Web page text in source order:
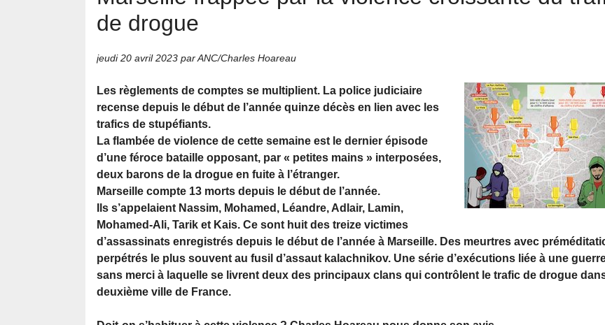
de drogue
jeudi 20 avril 2023 par ANC/Charles Hoareau
Les règlements de comptes se multiplient. La police judiciaire
recense depuis le début de l’année quinze décès en lien avec les
trafics de stupéfiants.
La flambée de violence de cette semaine est le dernier épisode
d’une féroce bataille opposant, par « petites mains » interposées,
deux barons de la drogue en fuite à l’étranger.
Marseille compte 13 morts depuis le début de l’année.
Ils s’appelaient Nassim, Mohamed, Léandre, Adlair, Lamin,
Mohamed-Ali, Tarik et Kais. Ce sont huit des treize victimes
d’assassinats enregistrés depuis le début de l’année à Marseille. Des meurtres avec
perpétrés le plus souvent au fusil d’assaut kalachnikov. Une série d’exécutions liée à une
sans merci à laquelle se livrent deux des principaux clans qui contrôlent le trafic de drogue
deuxième ville de France.